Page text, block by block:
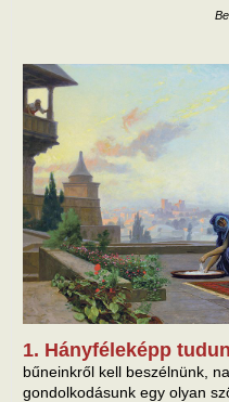
1. Hányféleképp
bűneinkről kell beszélnünk,
gondolkodásunk egy olyan